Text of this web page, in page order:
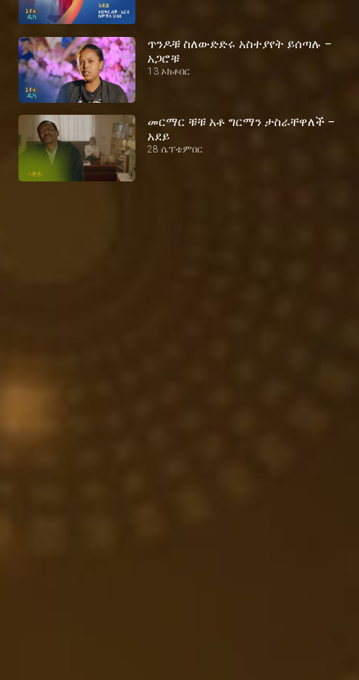
ጥንዶቹ ስለውድድሩ አስተያየት ይሰጣሉ –
አጋሮቹ
13 ኦክቶበር
መርማር ቹቹ አቶ ግርማን ታስራቸዋለች –
አደይ
28 ሴፕቴምበር